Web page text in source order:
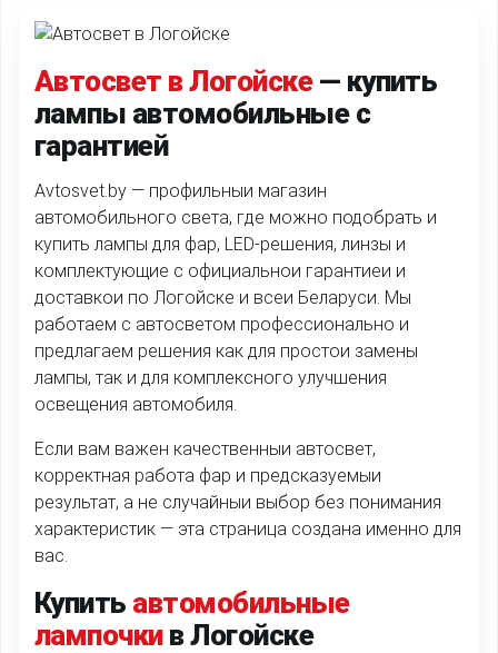
Автосвет в Логойске— купить
лампы автомобильные с
гарантией
Avtosvet.by — профильныи магазин
автомобильного света, где можно подобрать и
купить лампы для фар, LED-решения, линзы и
комплектующие с официальнои гарантиеи и
доставкои по Логойске и всеи Беларуси. Мы
работаем с автосветом профессионально и
предлагаем решения как для простои замены
лампы, так и для комплексного улучшения
освещения автомобиля.
Если вам важен качественныи автосвет,
корректная работа фар и предсказуемыи
результат, а не случайныи выбор без понимания
характеристик — эта страница создана именно для
вас.
Купить автомобильные
лампочкив Логойске